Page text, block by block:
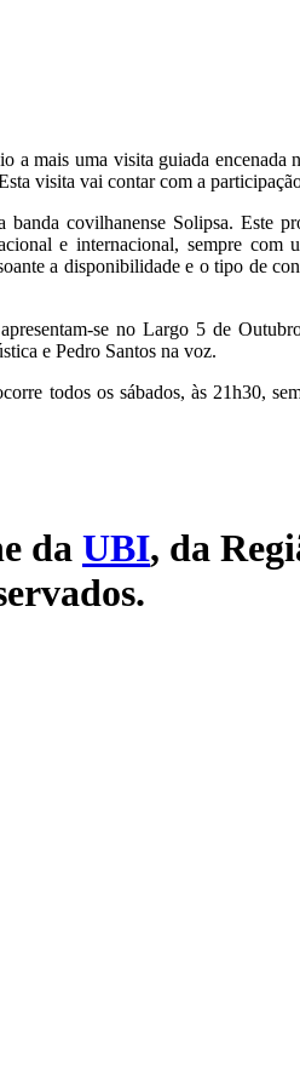
a mais uma visita guiada
visita vai contar com a
covilhanense Solipsa. Este
e internacional, sempre com
a disponibilidade e o tipo de
se no Largo 5 de
e Pedro Santos na voz.
todos os sábados, às 21h30,
da UBI, da